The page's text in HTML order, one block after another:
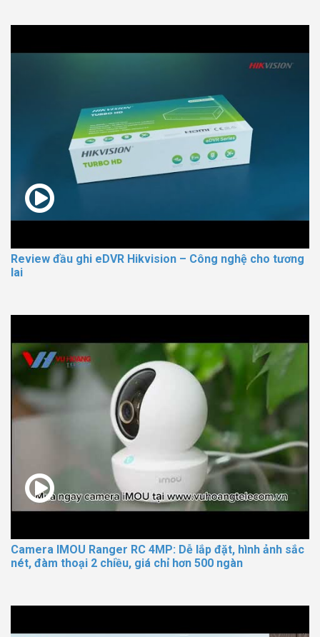
Review đầu ghi eDVR Hikvision – Công nghệ cho tương
lai
Camera IMOU Ranger RC 4MP: Dễ lắp đặt, hình ảnh sắc
nét, đàm thoại 2 chiều, giá chỉ hơn 500 ngàn